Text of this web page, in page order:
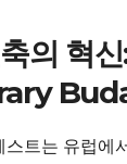
의 혁
트는 유럽에